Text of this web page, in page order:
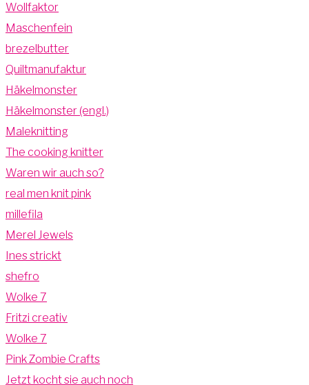
Wollfaktor
Maschenfein
brezelbutter
Quiltmanufaktur
Häkelmonster
Häkelmonster (engl.)
Maleknitting
The cooking knitter
Waren wir auch so?
real men knit pink
millefila
Merel Jewels
Ines strickt
shefro
Wolke 7
Fritzi creativ
Wolke 7
Pink Zombie Crafts
Jetzt kocht sie auch noch